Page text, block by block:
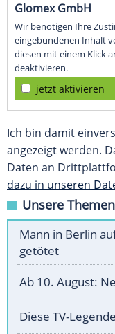
Glomex GmbH
Wir benötigen Ihre
eingebundenen Inhalt
diesen mit einem Klick
deaktivieren.
jetzt aktivieren
Ich bin damit
angezeigt werden.
Daten an
dazu in unseren
Unsere
Mann in Berlin
getötet
Ab 10. August:
Diese TV-